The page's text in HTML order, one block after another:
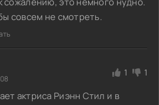
совсем не смотреть.
1 1
актриса Риэнн Стил и в